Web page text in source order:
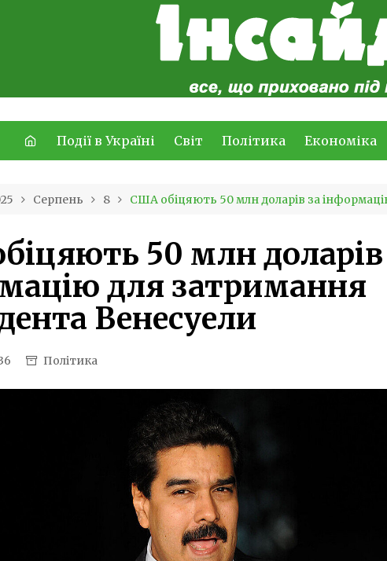
Події в Україні Світ Політика Економіка
Серпень 8 США обіцяють 50 млн доларів за
50 млн доларів
для затримання
Венесуели
Політика